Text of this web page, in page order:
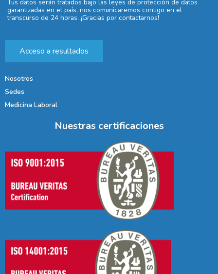
Tus datos serán tratados bajo las leyes de protección de datos
garantizadas en el país, nos comunicaremos contigo en el
transcurso de 24 horas. ¡Gracias por contactarnos!
Acceso a resultados
Nosotros
Sedes
Medicina Laboral
Nuestras certificaciones